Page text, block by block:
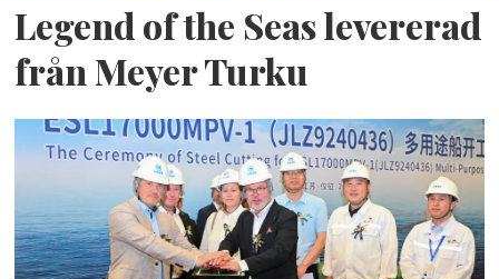
Legend of the Seas levererad
från Meyer Turku